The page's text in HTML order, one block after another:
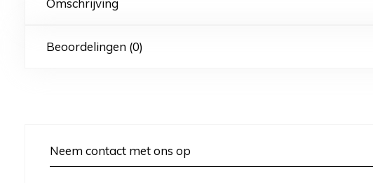
Omschrijving
Beoordelingen (0)
Neem contact met ons op